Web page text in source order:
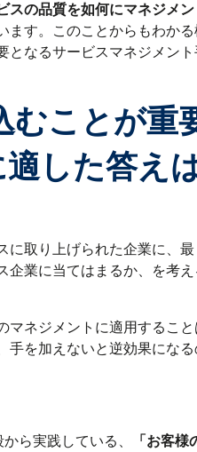
スの品質を如何にマネジメ
ます。このことからもわか
となるサービスマネジメン
ことが重
した答え
に取り上げられた企業に、
企業に当てはまるか、を考
マネジメントに適用するこ
手を加えないと逆効果にな
ら実践している、
「お客